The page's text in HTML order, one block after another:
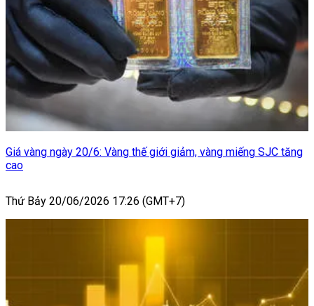
Giá vàng ngày 20/6: Vàng thế giới giảm, vàng miếng SJC tăng
cao
Thứ Bảy 20/06/2026 17:26 (GMT+7)